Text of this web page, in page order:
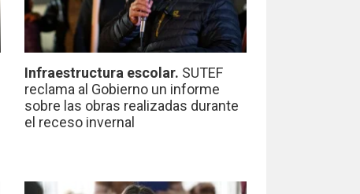
Infraestructura escolar. SUTEF
reclama al Gobierno un informe
sobre las obras realizadas durante
el receso invernal